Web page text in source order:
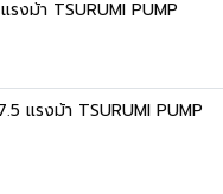
ม้า TSURUMI PUMP
แรงม้า TSURUMI PUMP